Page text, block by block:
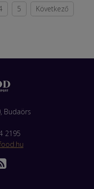
5
Következő
Budaörs
2195